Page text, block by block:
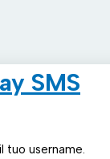
SMS
tuo username.